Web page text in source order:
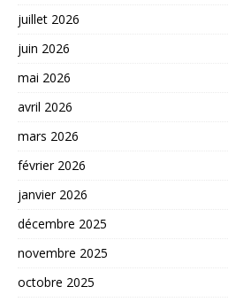
juillet 2026
juin 2026
mai 2026
avril 2026
mars 2026
février 2026
janvier 2026
décembre 2025
novembre 2025
octobre 2025